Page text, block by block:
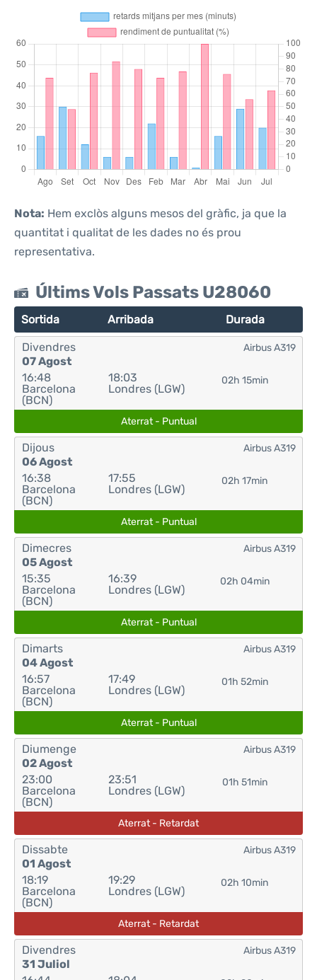
Nota: Hem exclòs alguns mesos del gràfic, ja que la
quantitat i qualitat de les dades no és prou
representativa.
Últims Vols Passats U28060
Sortida Arribada Durada
Divendres
07 Agost
16:48
Barcelona
(BCN)
18:03
Londres (LGW)
02h 15min
Airbus A319
Aterrat - Puntual
Dijous
06 Agost
16:38
Barcelona
(BCN)
17:55
Londres (LGW)
02h 17min
Airbus A319
Aterrat - Puntual
Dimecres
05 Agost
15:35
Barcelona
(BCN)
16:39
Londres (LGW)
02h 04min
Airbus A319
Aterrat - Puntual
Dimarts
04 Agost
16:57
Barcelona
(BCN)
17:49
Londres (LGW)
01h 52min
Airbus A319
Aterrat - Puntual
Diumenge
02 Agost
23:00
Barcelona
(BCN)
23:51
Londres (LGW)
01h 51min
Airbus A319
Aterrat - Retardat
Dissabte
01 Agost
18:19
Barcelona
(BCN)
19:29
Londres (LGW)
02h 10min
Airbus A319
Aterrat - Retardat
Divendres
31 Juliol
Airbus A319